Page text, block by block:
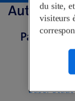
Autres
Par
Basel-
Basel-Stadt
du site,
visiteurs